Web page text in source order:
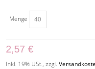
Menge
2,57 €
Inkl. 19% USt., zzgl.